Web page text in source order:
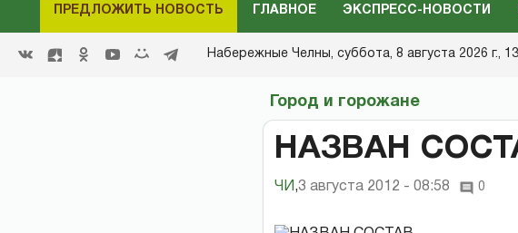
ПРЕДЛОЖИТЬ НОВОСТЬ ГЛАВНОЕ ЭКСПРЕСС-НОВОСТИ
Набережные Челны, суббота, 8 августа 2026 г.,
Город и горожане
НАЗВАН
ЧИ ,3 августа 2012 - 08:58 0